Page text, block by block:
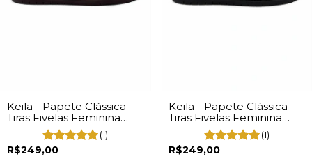
Keila - Papete Clássica
Tiras Fivelas Feminina
Napa Marrom
(1)
R$249,00
Keila - Papete Clássica
Tiras Fivelas Feminina
Napa Preto
(1)
R$249,00